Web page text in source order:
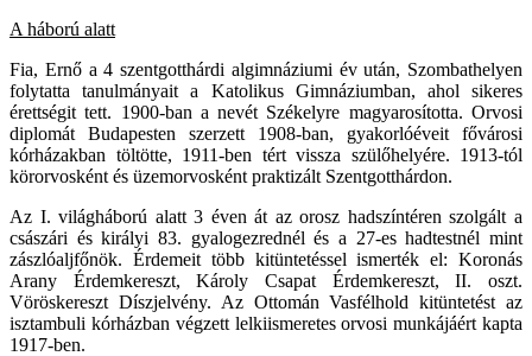
A háború alatt
Fia, Ernő a 4 szentgotthárdi algimnáziumi év után, Szombathelyen
folytatta tanulmányait a Katolikus Gimnáziumban, ahol sikeres
érettségit tett. 1900-ban a nevét Székelyre magyarosította. Orvosi
diplomát Budapesten szerzett 1908-ban, gyakorlóéveit fővárosi
kórházakban töltötte, 1911-ben tért vissza szülőhelyére. 1913-tól
körorvosként és üzemorvosként praktizált Szentgotthárdon.
Az I. világháború alatt 3 éven át az orosz hadszíntéren szolgált a
császári és királyi 83. gyalogezrednél és a 27-es hadtestnél mint
zászlóaljfőnök. Érdemeit több kitüntetéssel ismerték el: Koronás
Arany Érdemkereszt, Károly Csapat Érdemkereszt, II. oszt.
Vöröskereszt Díszjelvény. Az Ottomán Vasfélhold kitüntetést az
isztambuli kórházban végzett lelkiismeretes orvosi munkájáért kapta
1917-ben.